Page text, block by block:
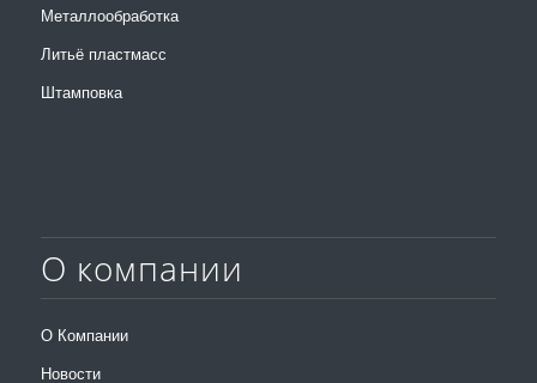
Металлообработка
Литьё пластмасс
Штамповка
О компании
О Компании
Новости